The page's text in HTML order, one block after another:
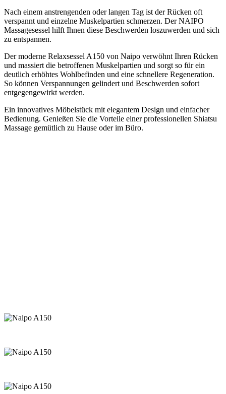
Nach einem anstrengenden oder langen Tag ist der Rücken oft
verspannt und einzelne Muskelpartien schmerzen. Der NAIPO
Massagesessel hilft Ihnen diese Beschwerden loszuwerden und sich
zu entspannen.
Der moderne Relaxsessel A150 von Naipo verwöhnt Ihren Rücken
und massiert die betroffenen Muskelpartien und sorgt so für ein
deutlich erhöhtes Wohlbefinden und eine schnellere Regeneration.
So können Verspannungen gelindert und Beschwerden sofort
entgegengewirkt werden.
Ein innovatives Möbelstück mit elegantem Design und einfacher
Bedienung. Genießen Sie die Vorteile einer professionellen Shiatsu
Massage gemütlich zu Hause oder im Büro.